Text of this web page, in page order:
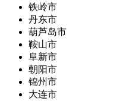
铁岭市
丹东市
葫芦岛市
鞍山市
阜新市
朝阳市
锦州市
大连市